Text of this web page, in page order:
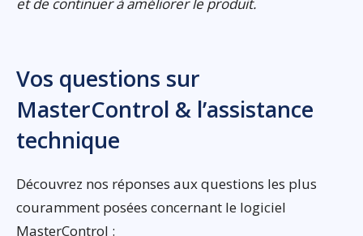
Vos questions sur
MasterControl & l’assistance
technique
Découvrez nos réponses aux questions les plus
couramment posées concernant le logiciel
MasterControl :